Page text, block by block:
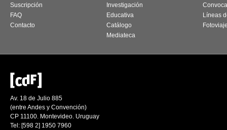
Suscripción
FAQ
Contacto
Investigación
Educativa
Catálogo
Mediateca
Líneas
Av. 18 de Julio 885
(entre Andes y Convención)
CP 11100. Montevideo. Uruguay
Tel: [598 2] 1950 7960